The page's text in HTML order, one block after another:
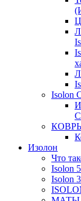
Isolon
Изолон
Что
Isolon
Isolon